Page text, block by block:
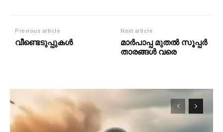
Previous article
വീണ്ടെടുപ്പുകൾ
Next article
മാര്‍പാപ്പ മുതല്‍ സൂപ്പര്‍
താരങ്ങള്‍ വരെ